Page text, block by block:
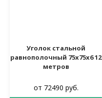
Уголок стальной
равнополочный 75х75х6 12
метров
от 72490 руб.